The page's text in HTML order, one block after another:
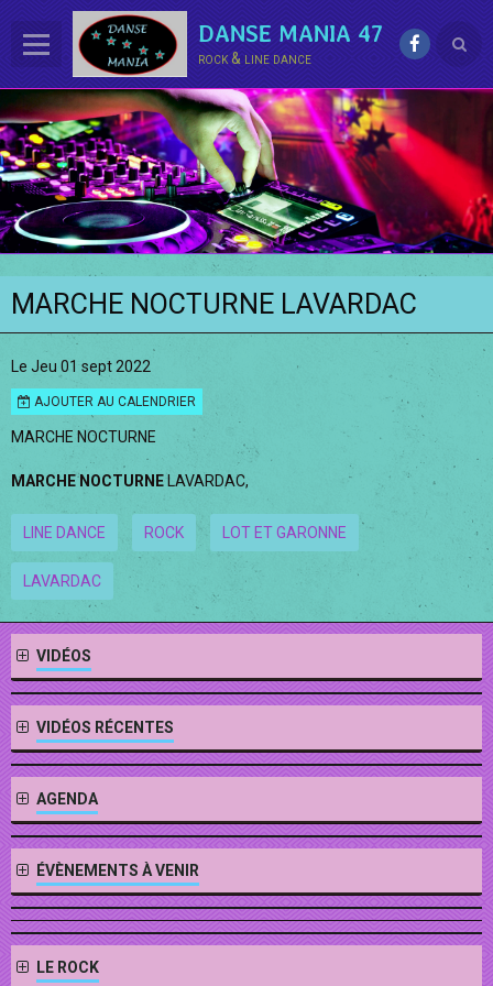
DANSE MANIA 47
rock & line dance
ACCUEIL
LE CLUB
La LINE DANCE
Le ROCK
Groupe Démo - Animations
PHOTOS
BONUS
Contact
Annuaire
MARCHE NOCTURNE LAVARDAC
Le Jeu 01 sept 2022
AJOUTER AU CALENDRIER
MARCHE NOCTURNE
MARCHE NOCTURNE LAVARDAC,
LINE DANCE ROCK LOT ET GARONNE
LAVARDAC
VIDÉOS
VIDÉOS RÉCENTES
AGENDA
ÉVÈNEMENTS À VENIR
LE ROCK